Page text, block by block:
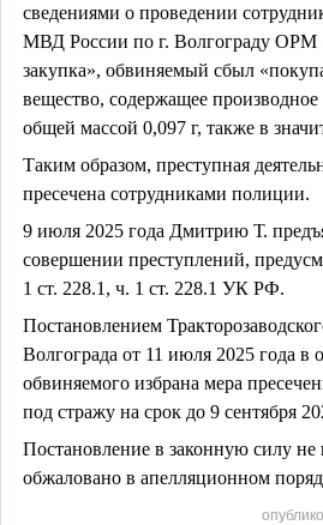
сведениями о проведении
МВД России по г. Волгограду ОРМ
закупка», обвиняемый сбыл
вещество, содержащее
общей массой 0,097 г, также в
Таким образом, преступная
пресечена сотрудниками полиции.
9 июля 2025 года Дмитрию Т.
совершении преступлений,
1 ст. 228.1, ч. 1 ст. 228.1 УК РФ.
Постановлением
Волгограда от 11 июля 2025 года в
обвиняемого избрана мера
под стражу на срок до 9 сентября
Постановление в законную силу
обжаловано в апелляционном